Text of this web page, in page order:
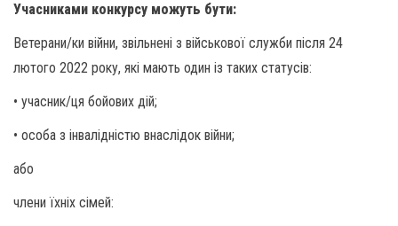
Учасниками конкурсу можуть бути:
Ветерани/ки війни, звільнені з військової служби після 24
лютого 2022 року, які мають один із таких статусів:
• учасник/ця бойових дій;
• особа з інвалідністю внаслідок війни;
або
члени їхніх сімей: